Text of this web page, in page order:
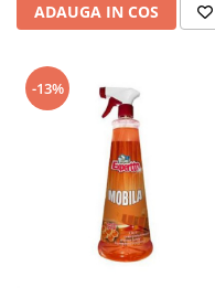
ADAUGA IN COS
-13%